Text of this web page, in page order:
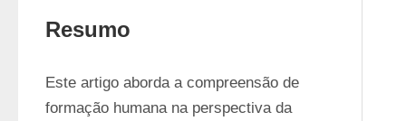
Resumo
Este artigo aborda a compreensão de
formação humana na perspectiva da